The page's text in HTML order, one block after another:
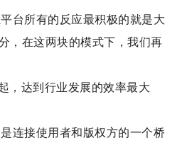
台所有的反应最积极的就是大
，在这两块的模式下，我们再
，达到行业发展的效率最大
连接使用者和版权方的一个桥